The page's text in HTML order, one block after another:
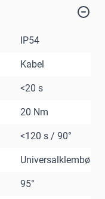
IP54
Kabel
<20 s
20 Nm
<120 s / 90°
95°